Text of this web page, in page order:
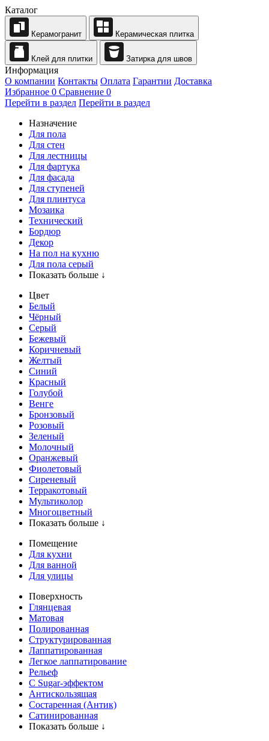
Каталог
Керамогранит Керамическая плитка
Клей для плитки Затирка для швов
Информация
О компании Контакты Оплата Гарантии Доставка
Избранное 0 Сравнение 0
Перейти в раздел Перейти в раздел
Назначение
Для пола
Для стен
Для лестницы
Для фартука
Для фасада
Для ступеней
Для плинтуса
Мозаика
Технический
Бордюр
Декор
На пол на кухню
Для пола серый
Показать больше ↓
Цвет
Белый
Чёрный
Серый
Бежевый
Коричневый
Желтый
Синий
Красный
Голубой
Венге
Бронзовый
Розовый
Зеленый
Молочный
Оранжевый
Фиолетовый
Сиреневый
Терракотовый
Мультиколор
Многоцветный
Показать больше ↓
Помещение
Для кухни
Для ванной
Для улицы
Поверхность
Глянцевая
Матовая
Полированная
Структурированная
Лаппатированная
Легкое лаппатирование
Рельеф
С Sugar-эффектом
Антискользящая
Состаренная (Антик)
Сатинированная
Показать больше ↓